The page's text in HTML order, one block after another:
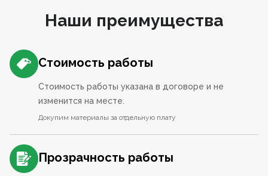
Наши преимущества
Стоимость работы
Стоимость работы указана в договоре и не
изменится на месте.
Докупим материалы за отдельную плату
Прозрачность работы